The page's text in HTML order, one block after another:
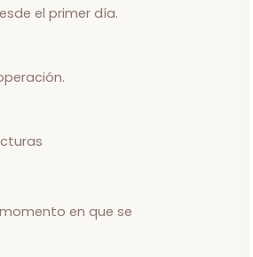
el primer día.
en que se